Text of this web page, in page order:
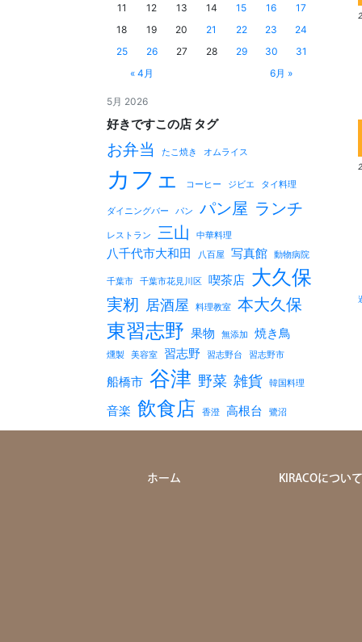
5月 2026
11
12 13 14 15 16
17
18
19 20 21 22 23
24
25
26 27 28 29 30
31
« 4月
6月 »
好きですこの店 タグ
お弁当 たこ焼き オムライス
カフェ コーヒー ジビエ タイ料理
ダイニングバー パン パン屋 ランチ
レストラン 三山 中華料理
八千代市大和田 八百屋 写真館 動物病院
千葉市 千葉市花見川区 喫茶店 大久保
実籾 居酒屋 料理教室 本大久保
東習志野 果物 無添加 焼き鳥
燻製 美容室 習志野 習志野台 習志野市
船橋市 谷津 野菜 雑貨 韓国料理
音楽 飲食店 香澄 高根台 鷺沼
ホーム KIRACOについ